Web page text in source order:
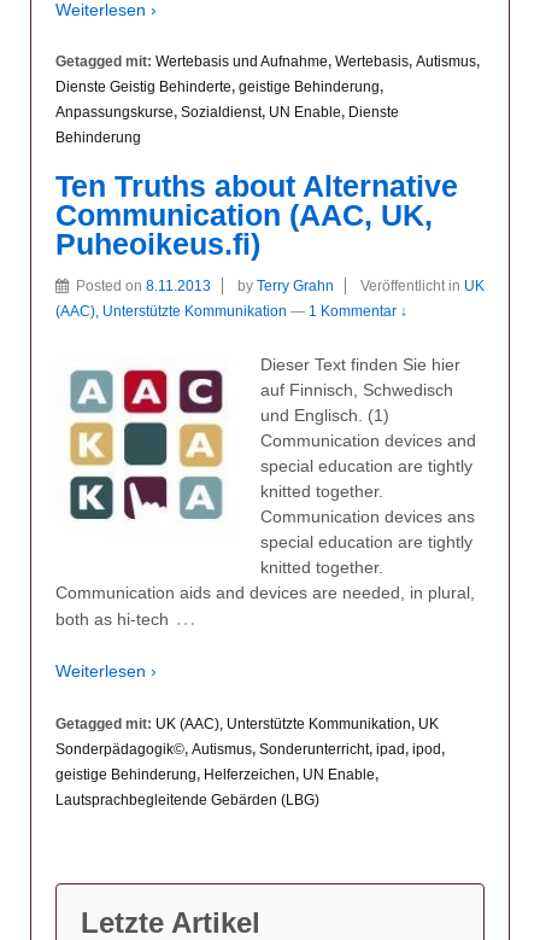
Weiterlesen ›
Getagged mit: Wertebasis und Aufnahme, Wertebasis, Autismus,
Dienste Geistig Behinderte, geistige Behinderung,
Anpassungskurse, Sozialdienst, UN Enable, Dienste
Behinderung
Ten Truths about Alternative
Communication (AAC, UK,
Puheoikeus.fi)
Posted on 8.11.2013 by Terry Grahn Veröffentlicht in UK
(AAC), Unterstützte Kommunikation — 1 Kommentar ↓
Dieser Text finden Sie hier
auf Finnisch, Schwedisch
und Englisch. (1)
Communication devices and
special education are tightly
knitted together.
Communication devices ans
special education are tightly
knitted together.
Communication aids and devices are needed, in plural,
both as hi-tech …
Weiterlesen ›
Getagged mit: UK (AAC), Unterstützte Kommunikation, UK
Sonderpädagogik©, Autismus, Sonderunterricht, ipad, ipod,
geistige Behinderung, Helferzeichen, UN Enable,
Lautsprachbegleitende Gebärden (LBG)
Letzte Artikel